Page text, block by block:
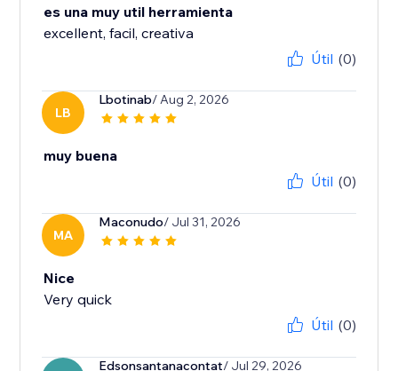
es una muy util herramienta
excellent, facil, creativa
Útil (0)
LB
Lbotinab/ Aug 2, 2026
muy buena
Útil (0)
MA
Maconudo/ Jul 31, 2026
Nice
Very quick
Útil (0)
Edsonsantanacontat/ Jul 29, 2026